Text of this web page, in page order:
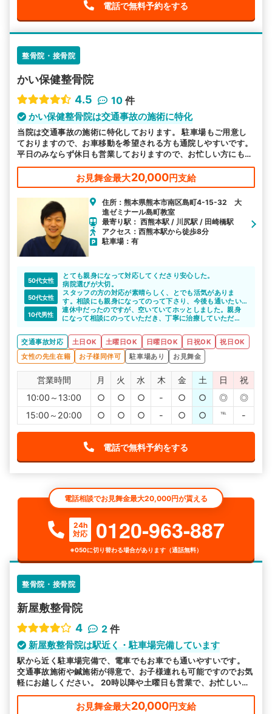
電話で無料予約をする
整骨院・接骨院
かい保健整骨院
4.5
10 件
かい保健整骨院は交通事故の施術に特化
当院は交通事故の施術に特化しております。 駐車場もご用意し
ておりますので、お車移動を希望される方も通院しやすいです。
平日のみならず休日も営業しておりますので、お忙しい方にも通
いやすい環境を整えております。皆様のお越しをお待ちしており
お見舞金最大20,000円支給
住所：熊本県熊本市南区島町4-15-32 大
進ゼミナール島町教室
最寄り駅： 西熊本駅 / 川尻駅 / 田崎橋駅
アクセス：西熊本駅から徒歩8分
駐車場：有
50代女性
とても親身になって対応してくださり安心した。
病院選びが大切。
50代女性
スタッフの方の対応が素晴らしく、とでも活気がありま
す。相談にも親身になってのって下さり、今後も通いたい
です。
10代男性
連休中だったのですが、空いていてホッとしました。親身
になって相談にのっていただき、丁寧に治療していただ
交通事故対応
土日OK 土曜日OK 日曜日OK 日祝OK
祝日OK
女性の先生在籍
お子様同伴可 駐車場あり お見舞金
営業時間 月 火 水 木 金 土 日
祝
10:00～13:00
○ ○ ○ - ○ ○ ◎
◎
15:00～20:00
○ ○ ○ - ○ ○ ℡ -
電話で無料予約をする
電話相談でお見舞金最大20,000円が貰える
24h
対応
0120-963-887
※050に切り替わる場合があります（通話無料）
整骨院・接骨院
新屋敷整骨院
4
2 件
新屋敷整骨院は駅近く・駐車場完備しています
駅から近く駐車場完備で、電車でもお車でも通いやすいです。
交通事故施術や鍼施術が得意で、お子様連れも可能ですのでお気
軽にお越しください。 20時以降や土曜日も営業で、お忙しい方
も来院しやすい環境で皆様のお越しをお待ちしております。
お見舞金最大20,000円支給